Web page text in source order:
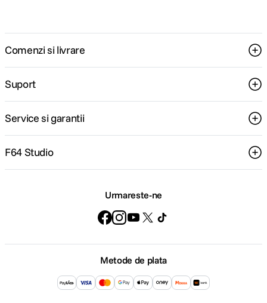
Comenzi si livrare
Suport
Service si garantii
F64 Studio
Urmareste-ne
Metode de plata